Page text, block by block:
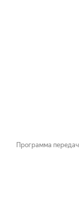
Программа передач